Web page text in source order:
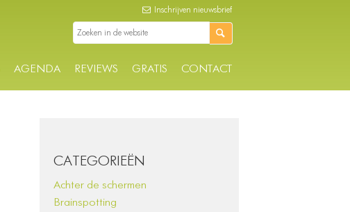
AGENDA REVIEWS GRATIS CONTACT
Inschrijven nieuwsbrief
CATEGORIEËN
Achter de schermen
Brainspotting